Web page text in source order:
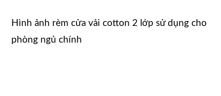
Hình ảnh rèm cửa vải cotton 2 lớp sử dụng cho
phòng ngủ chính